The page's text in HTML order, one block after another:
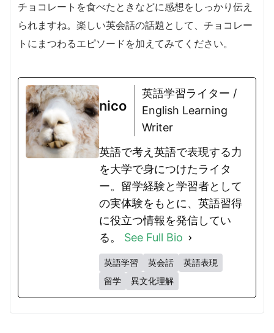
チョコレートを食べたときなどに感想をしっかり伝え
られますね。楽しい英会話の話題として、チョコレー
トにまつわるエピソードを加えてみてください。
nico
英語学習ライター /
English Learning
Writer
英語で考え英語で表現する力
を大学で身につけたライタ
ー。留学経験と学習者として
の実体験をもとに、英語習得
に役立つ情報を発信してい
る。 See Full Bio
英語学習 英会話
英語表現
留学
異文化理解